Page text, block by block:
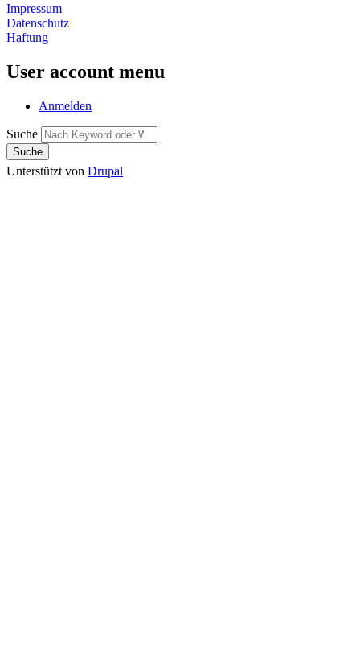
Impressum
Datenschutz
Haftung
User account menu
Anmelden
Suche
Unterstützt von Drupal